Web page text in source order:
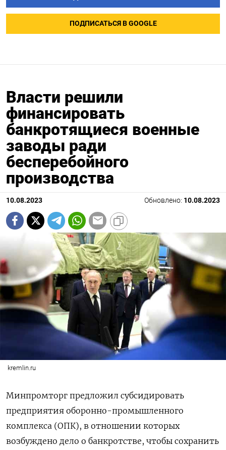
ПОДПИСАТЬСЯ В GOOGLE
Власти решили
финансировать
банкротящиеся военные
заводы ради
бесперебойного
производства
10.08.2023 Обновлено: 10.08.2023
kremlin.ru
Минпромторг предложил субсидировать
предприятия оборонно-промышленного
комплекса (ОПК), в отношении которых
возбуждено дело о банкротстве, чтобы сохранить